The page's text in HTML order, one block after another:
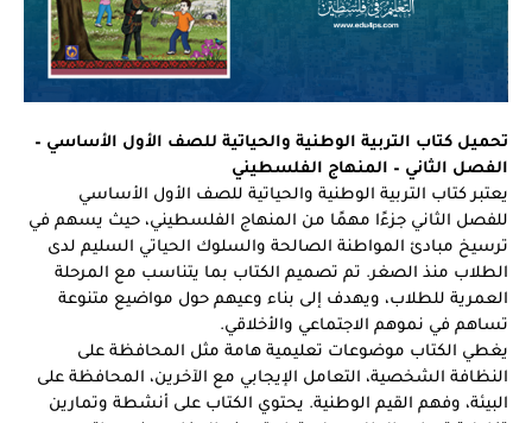
تحميل كتاب التربية الوطنية والحياتية للصف الأول الأساسي –
الفصل الثاني – المنهاج الفلسطيني
يعتبر كتاب التربية الوطنية والحياتية للصف الأول الأساسي
للفصل الثاني جزءًا مهمًا من المنهاج الفلسطيني، حيث يسهم في
ترسيخ مبادئ المواطنة الصالحة والسلوك الحياتي السليم لدى
الطلاب منذ الصغر. تم تصميم الكتاب بما يتناسب مع المرحلة
العمرية للطلاب، ويهدف إلى بناء وعيهم حول مواضيع متنوعة
تساهم في نموهم الاجتماعي والأخلاقي.
يغطي الكتاب موضوعات تعليمية هامة مثل المحافظة على
النظافة الشخصية، التعامل الإيجابي مع الآخرين، المحافظة على
البيئة، وفهم القيم الوطنية. يحتوي الكتاب على أنشطة وتمارين